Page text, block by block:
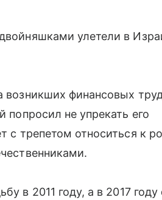
улетели в
финансовых
попросил не упрекать его
с трепетом относиться к
в 2011 году, а в 2017 году